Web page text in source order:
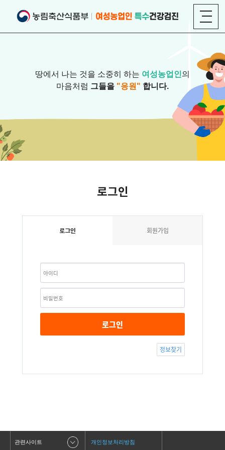
땅에서 나는 것을 소중히 하는 여성농업인의
마음처럼 그들을 "응원" 합니다.
로그인
로그인 회원가입
로그인
정보찾기
관련사이트 개인정보처리방침